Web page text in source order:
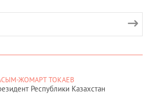
ЖОМАРТ ТОКАЕВ
Республики Казахстан